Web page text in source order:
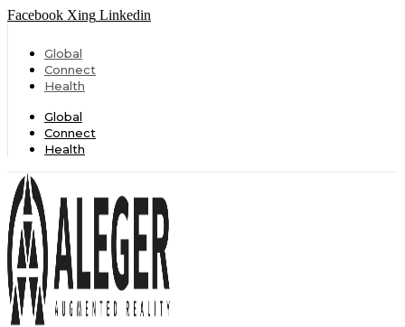
Facebook Xing Linkedin
Global
Connect
Health
Global
Connect
Health